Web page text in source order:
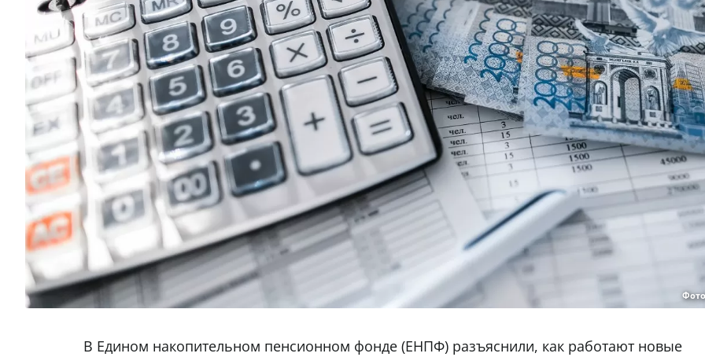
В Едином накопительном пенсионном фонде (ЕНПФ) разъяснили, как работают новые